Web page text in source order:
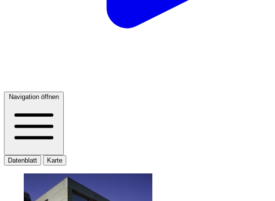
Navigation öffnen
Datenblatt Karte